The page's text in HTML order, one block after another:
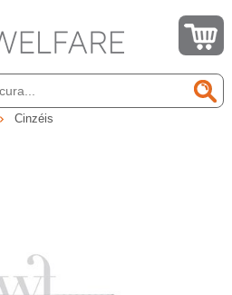
Cinzéis